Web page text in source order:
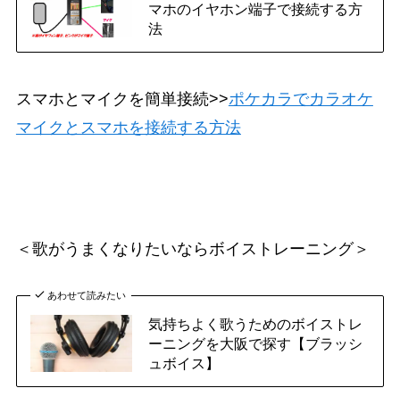
マホのイヤホン端子で接続する方
法
スマホとマイクを簡単接続>>ポケカラでカラオケ
マイクとスマホを接続する方法
＜歌がうまくなりたいならボイストレーニング＞
あわせて読みたい
気持ちよく歌うためのボイストレ
ーニングを大阪で探す【ブラッシ
ュボイス】